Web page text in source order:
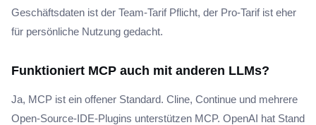
Geschäftsdaten ist der Team-Tarif Pflicht, der Pro-Tarif ist eher
für persönliche Nutzung gedacht.
Funktioniert MCP auch mit anderen LLMs?
Ja, MCP ist ein offener Standard. Cline, Continue und mehrere
Open-Source-IDE-Plugins unterstützen MCP. OpenAI hat Stand